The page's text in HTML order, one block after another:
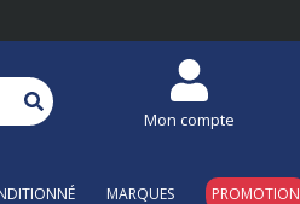
Mon compte
MARQUES PROMOTION